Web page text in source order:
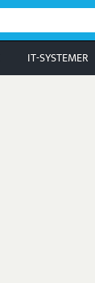
IT-SYSTEMER